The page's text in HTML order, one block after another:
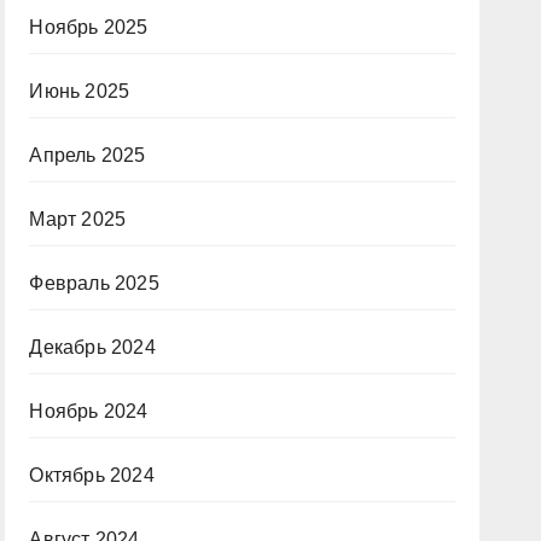
Ноябрь 2025
Июнь 2025
Апрель 2025
Март 2025
Февраль 2025
Декабрь 2024
Ноябрь 2024
Октябрь 2024